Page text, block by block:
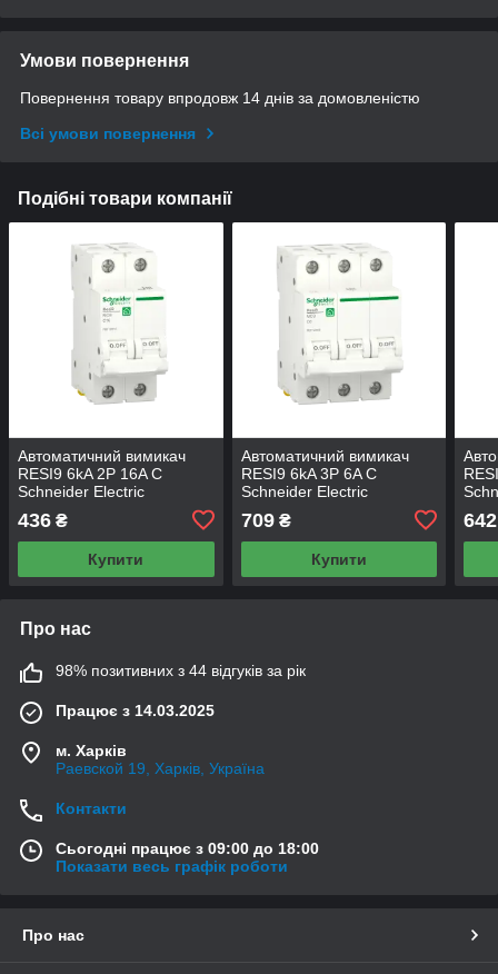
Умови повернення
Повернення товару впродовж 14 днів за домовленістю
Всі умови повернення
Подібні товари компанії
Автоматичний вимикач
RESI9 6kA 2P 16A C
Schneider Electric
436 ₴
Купити
Автоматичний вимикач
RESI9 6kA 3P 6A C
Schneider Electric
709₴
Купити
642
Про нас
98% позитивних з 44 відгуків за рік
Працює з 14.03.2025
м. Харків
Раевской 19, Харків, Україна
Контакти
Сьогодні працює з 09:00 до 18:00
Показати весь графік роботи
Про нас